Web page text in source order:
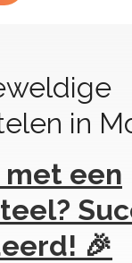
in
met een
🎉